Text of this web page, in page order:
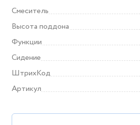
Смеситель
Высота поддона
Функции
Сидение
ШтрихКод
Артикул